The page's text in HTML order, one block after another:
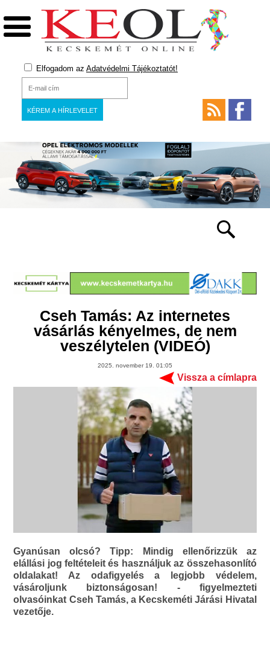
Elfogadom az Adatvédelmi Tájékoztatót!
Cseh Tamás: Az internetes
vásárlás kényelmes, de nem
veszélytelen (VIDEÓ)
2025. november 19. 01:05
Vissza a címlapra
Gyanúsan olcsó? Tipp: Mindig ellenőrizzük az
elállási jog feltételeit és használjuk az összehasonlító
oldalakat! Az odafigyelés a legjobb védelem,
vásároljunk biztonságosan! - figyelmezteti
olvasóinkat Cseh Tamás, a Kecskeméti Járási Hivatal
vezetője.